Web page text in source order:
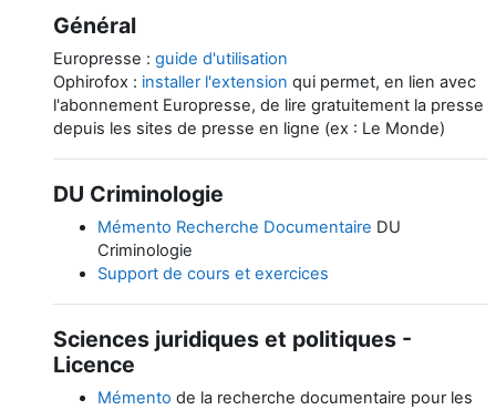
Général
Europresse : guide d'utilisation
Ophirofox : installer l'extension qui permet, en lien avec
l'abonnement Europresse, de lire gratuitement la presse
depuis les sites de presse en ligne (ex : Le Monde)
DU Criminologie
Mémento Recherche Documentaire DU
Criminologie
Support de cours et exercices
Sciences juridiques et politiques -
Licence
Mémento de la recherche documentaire pour les